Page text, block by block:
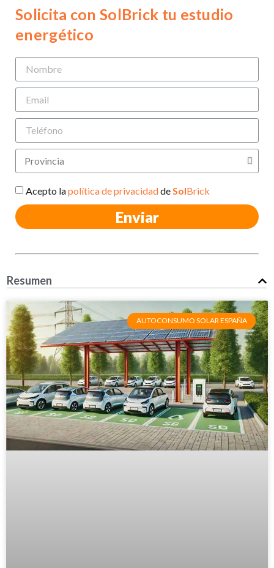
Solicita con SolBrick tu estudio
energético
Acepto lapolítica de privacidaddeSolBrick
Enviar
Resumen
AUTOCONSUMO SOLAR ESPAÑA